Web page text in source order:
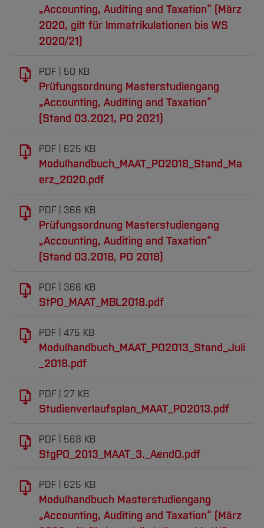
Erfolgreicher Abschluss der
Prüfungsleistungen in den Modulen
BWL/VWL 1
BWL/VWL 2
BWL/VWL 3
Wirtschaftsrecht 1
Wirtschaftsrecht 2
Mündliche Zusatzprüfung auf Grundlage der
abgelegten schriftlichen Modulprüfungen
Angewandte BWL/VWL
Wirtschaftsrecht
Studierende nach PO 2021 (Immatrikulationen
ab WiSe 2021/22)
Erfolgreicher Abschluss der
Prüfungsleistungen in den Modulen
Economics
Investition und Finanzierung
Rechnungslegung und Governance
Finanzielle Unternehmenssteuerung
Handels- und Wirtschaftsprivatrecht
Gesellschaftsrecht
umfassen im Wesentlichen:
die inhaltliche Unterstützung der
Hinweise auf neue bzw. für die Praxis
bedeutende Themengebiete, die in der
Lehre berücksichtigt werden sollten,
den Studienbetrieb,
die Unterstützung des
Qualitätsmanagements und
die Förderung der Zusammenarbeit von
Hochschule und Unternehmen auch durch
den direkten Kontakt mit den Studierenden.
In seiner Zusammensetzung spiegelt der
Beirat das Spektrum der beruflichen
Zielbereiche des Studiums wider, um die
Ihnen wertvolle Tipps für die berufliche
Zukunft geben zu können.
WP/StB Joachim Böge
WP Barbara Kamann
Associate Partner,Ernst & Young GmbH
Geschäftsführer,
WP Matthias Kräbber
Manager,Pricewaterhouse Coopers
„Accounting, Auditing and Taxation“ (März
2020, gilt für Immatrikulationen bis WS
2020/21)
PDF 50 KB
Prüfungsordnung Masterstudiengang
„Accounting, Auditing and Taxation“
(Stand 03.2021, PO 2021)
PDF 625 KB
Modulhandbuch_MAAT_PO2018_Stand_Ma
erz_2020.pdf
PDF 366 KB
Prüfungsordnung Masterstudiengang
„Accounting, Auditing and Taxation“
(Stand 03.2018, PO 2018)
PDF 366 KB
StPO_MAAT_MBL2018.pdf
PDF 475 KB
Modulhandbuch_MAAT_PO2013_Stand_Juli
_2018.pdf
PDF 27 KB
Studienverlaufsplan_MAAT_PO2013.pdf
PDF 568 KB
StgPO_2013_MAAT_3._AendO.pdf
PDF 625 KB
Modulhandbuch Masterstudiengang
„Accounting, Auditing and Taxation“ (März